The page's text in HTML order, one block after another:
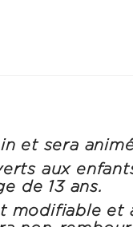
et sera
aux
de 13 ans.
modifiable et